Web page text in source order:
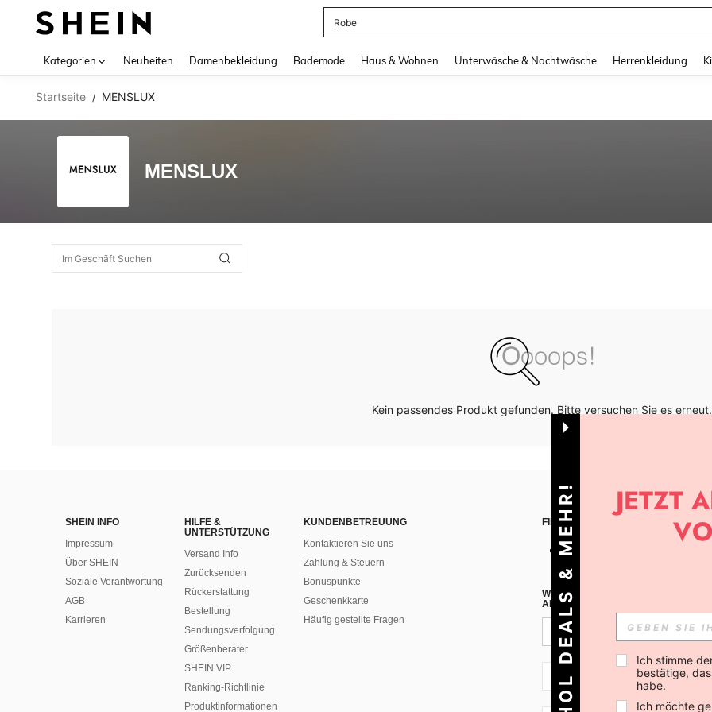
Robe
Kategorien Neuheiten Damenbekleidung Bademode Haus & Wohnen Unterwäsche & Nachtwäsche Herrenkleidung
Startseite / MENSLUX
MENSLUX
Kein passendes Produkt gefunden. Bitte versuchen Sie es erneut.
SHEIN INFO
Impressum
Über SHEIN
Soziale Verantwortung
AGB
Karrieren
HILFE &
UNTERSTÜTZUNG
Versand Info
Zurücksenden
Rückerstattung
Bestellung
Sendungsverfolgung
Größenberater
SHEIN VIP
Ranking-Richtlinie
​Produktinformationen
KUNDENBETREUUNG
Kontaktieren Sie uns
Zahlung & Steuern
Bonuspunkte
Geschenkkarte
Häufig gestellte Fragen
FINDEN SIE UNS AUF
WENN DU DICH FÜR UNSEREN
ALLEN ANDEREN ERFAHREN (DU
CH + 41
HOL DEALS & MEHR! Ich stimme
bestätige,
habe.
Ich möchte